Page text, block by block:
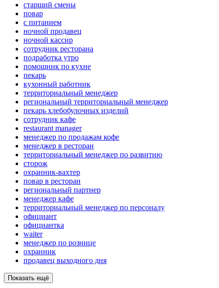
старший смены
повар
с питанием
ночной продавец
ночной кассир
сотрудник ресторана
подработка утро
помощник по кухне
пекарь
кухонный работник
территориальный менеджер
региональный территориальный менеджер
пекарь хлебобулочных изделий
сотрудник кафе
restaurant manager
менеджер по продажам кофе
менеджер в ресторан
территориальный менеджер по развитию
сторож
охранник-вахтер
повар в ресторан
региональный партнер
менеджер кафе
территориальный менеджер по персоналу
официант
официантка
waiter
менеджер по рознице
охранник
продавец выходного дня
Показать ещё